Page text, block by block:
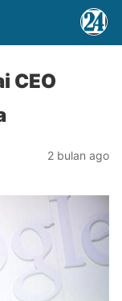
CEO
2 bulan ago